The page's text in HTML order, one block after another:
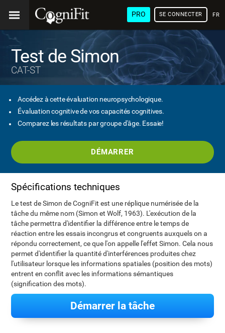
PRO SE CONNECTER
Test de Simon
CAT-ST
Accédez à cette évaluation neuropsychologique.
Évaluation cognitive de vos capacités cognitives.
Comparez les résultats par groupe d'âge. Essaie!
DÉMARRER
Spécifications techniques
Le test de Simon de CogniFit est une réplique numérisée de la
tâche du même nom (Simon et Wolf, 1963). L'exécution de la
tâche permettra d'identifier la différence entre le temps de
réaction entre les essais incongrus et congruents auxquels on a
répondu correctement, ce que l'on appelle l'effet Simon. Cela nous
permet d'identifier la quantité d'interférences produites chez
l'utilisateur lorsque les informations spatiales (position des mots)
entrent en conflit avec les informations sémantiques
(signification des mots).
Démarrer la tâche